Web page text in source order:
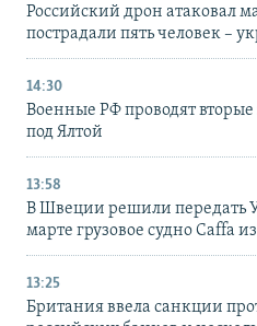
Российский дрон атаковал
пострадали пять человек –
14:30
Военные РФ проводят
под Ялтой
13:58
В Швеции решили передать
марте грузовое судно Caffa
13:25
Британия ввела санкции